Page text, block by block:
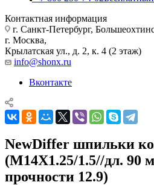
Контактная информация
г. Санкт-Петербург,
г. Москва,
Крылатская ул., д. 2, к. 4 (2 этаж)
info@shonx.ru
Вконтакте
NewDiffer шпильки
(М14Х1.25/1.5//дл. 90
прочности 12.9)